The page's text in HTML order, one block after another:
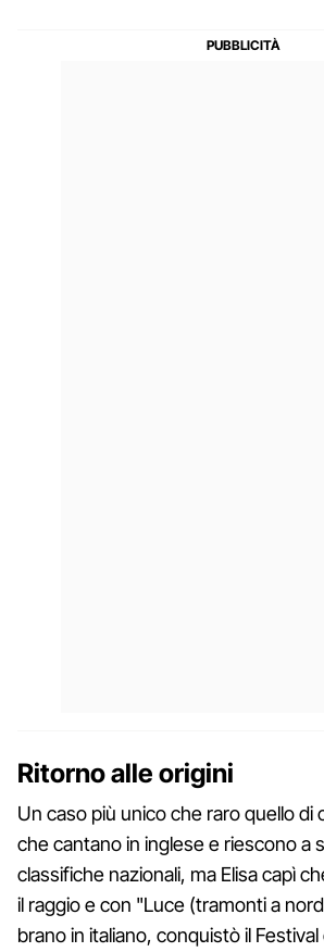
Ritorno alle origini
Un caso più unico che raro quello di
che cantano in inglese e riescono a
classifiche nazionali, ma Elisa capì
il raggio e con "Luce (tramonti a
brano in italiano, conquistò il